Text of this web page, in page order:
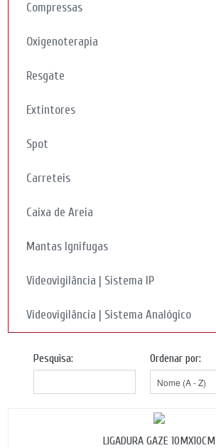
Compressas
Oxigenoterapia
Resgate
Extintores
Spot
Carreteis
Caixa de Areia
Mantas Ignifugas
Videovigilância | Sistema IP
Videovigilância | Sistema Analógico
Ordenar por:
Pesquisa:
LIGADURA GAZE 10MX10CM